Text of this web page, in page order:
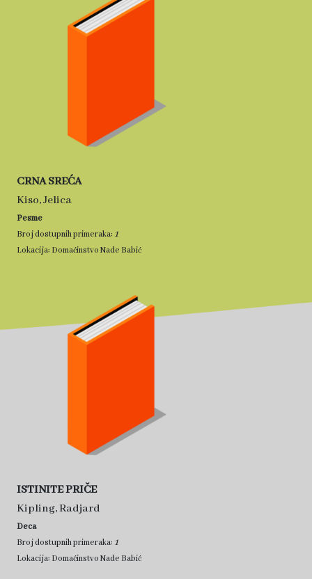
CRNA SREĆA
Kiso, Jelica
Pesme
Broj dostupnih primeraka: 1
Lokacija: Domaćinstvo Nade Babić
ISTINITE PRIČE
Kipling, Radjard
Deca
Broj dostupnih primeraka: 1
Lokacija: Domaćinstvo Nade Babić